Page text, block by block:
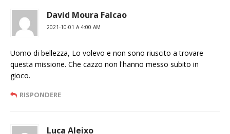
David Moura Falcao
2021-10-01 A 4:00 AM
Uomo di bellezza, Lo volevo e non sono riuscito a trovare
questa missione. Che cazzo non l'hanno messo subito in
gioco.
RISPONDERE
Luca Aleixo